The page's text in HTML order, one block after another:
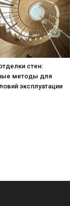
стен:
методы для
эксплуатации